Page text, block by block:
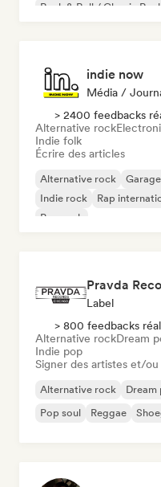
Rock & Roll / Classic Rock
indie now
Média /
> 2400 feedbacks
Alternative rock
Indie folk
Écrire des articles
Alternative rock
Indie rock
Rap
Pop rock
Pravda
Label
> 800 feedbacks
Alternative rockDream
Indie pop
Signer des artistes et/
Alternative rock Dream
Pop soul
Reggae